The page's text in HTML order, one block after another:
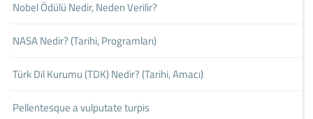
Nobel Ödülü Nedir, Neden Verilir?
NASA Nedir? (Tarihi, Programları)
Türk Dil Kurumu (TDK) Nedir? (Tarihi, Amacı)
Pellentesque a vulputate turpis